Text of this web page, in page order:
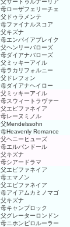
父サートゥルナーリア
母ローザフェリーチェ
父ドゥラメンテ
母ファイナルスコア
父キズナ
母エンパイアブレイク
父ヘンリーバローズ
母ダイアナバローズ
父ミッキーアイル
母ラカリフォルニー
父ドレフォン
母ダイアナヘイロー
父ミッキーアイル
母スウィートラヴァー
父エピファネイア
母レーヌミノル
父Mendelssohn
母Heavenly Romance
父ヘニーヒューズ
母エルパンドール
父キズナ
母シアードラマ
父エピファネイア
母エマノン
父エピファネイア
母アイアムカミノマゴ
父キズナ
母キャンプロック
父グレーターロンドン
母ニホンピロルーラー